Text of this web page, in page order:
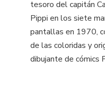
tesoro del capitán
Pippi en los siete
pantallas en 1970,
de las coloridas y
dibujante de cómics